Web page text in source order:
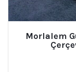
Morlalem